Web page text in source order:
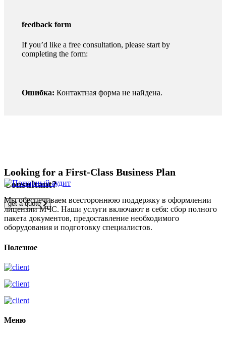
feedback form
If you’d like a free consultation, please start by
completing the form:
Ошибка: Контактная форма не найдена.
Looking for a First-Class Business Plan
Consultant?
get a quote
Мы обеспечиваем всестороннюю поддержку в оформлении
лицензии МЧС. Наши услуги включают в себя: сбор полного
пакета документов, предоставление необходимого
оборудования и подготовку специалистов.
Полезное
Меню